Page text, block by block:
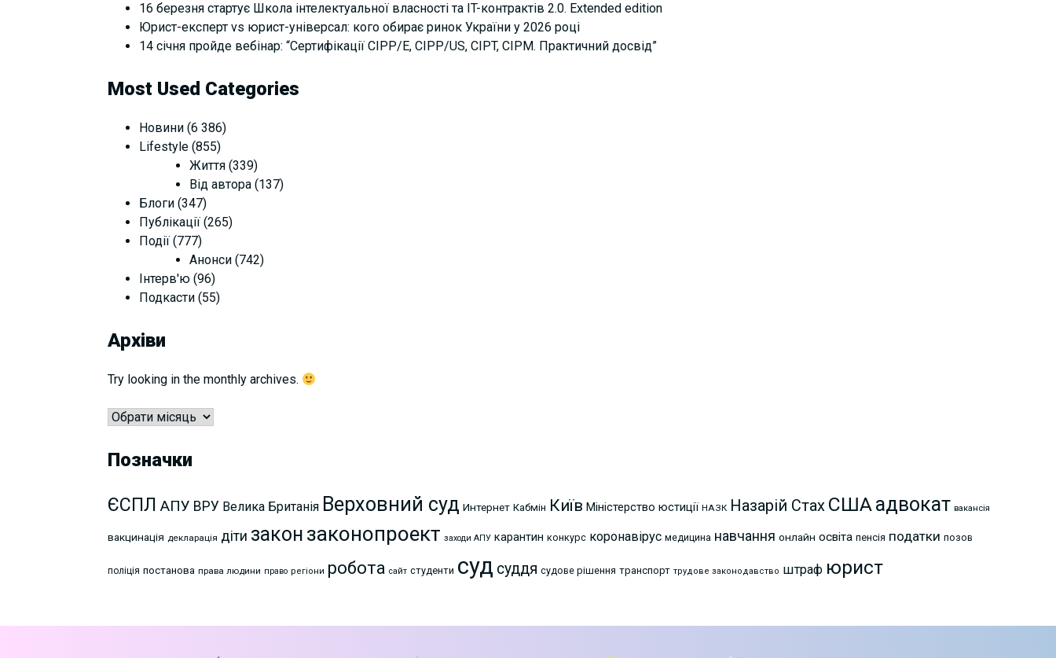
16 березня стартує Школа інтелектуальної власності та IT-контрактів 2.0. Extended edition
Юрист-експерт vs юрист-універсал: кого обирає ринок України у 2026 році
14 січня пройде вебінар: “Сертифікації СІРР/Е, CIPP/US, CIPT, CIPM. Практичний досвід”
Most Used Categories
Новини (6 386)
Lifestyle (855)
Життя (339)
Від автора (137)
Блоги (347)
Публікації (265)
Події (777)
Анонси (742)
Інтерв'ю (96)
Подкасти (55)
Архіви
Try looking in the monthly archives.
Архіви
Позначки
ЄСПЛ АПУ ВРУ Велика Британія Верховний суд Интернет Кабмін Київ Міністерство юстиції НАЗК Назарій Стах СШАадвокат вакансія
вакцинація декларація діти закон законопроект заходи АПУ карантин конкурс коронавірус медицина навчання онлайн освіта пенсія податки позов
поліція постанова права людини право регіони робота сайт студенти суд суддя судове рішення транспорт трудове законодавство штраф юрист